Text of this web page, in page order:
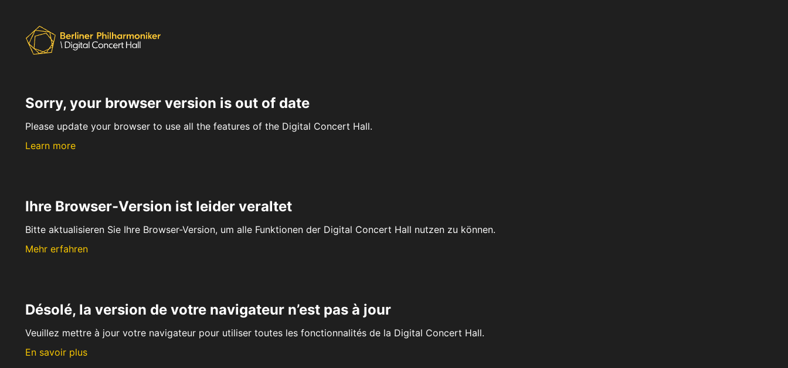
Sorry, your browser version is out of date
Please update your browser to use all the features of the Digital Concert Hall.
Learn more
Ihre Browser-Version ist leider veraltet
Bitte aktualisieren Sie Ihre Browser-Version, um alle Funktionen der Digital Concert Hall nutzen zu können.
Mehr erfahren
Désolé, la version de votre navigateur n’est pas à jour
Veuillez mettre à jour votre navigateur pour utiliser toutes les fonctionnalités de la Digital Concert Hall.
En savoir plus